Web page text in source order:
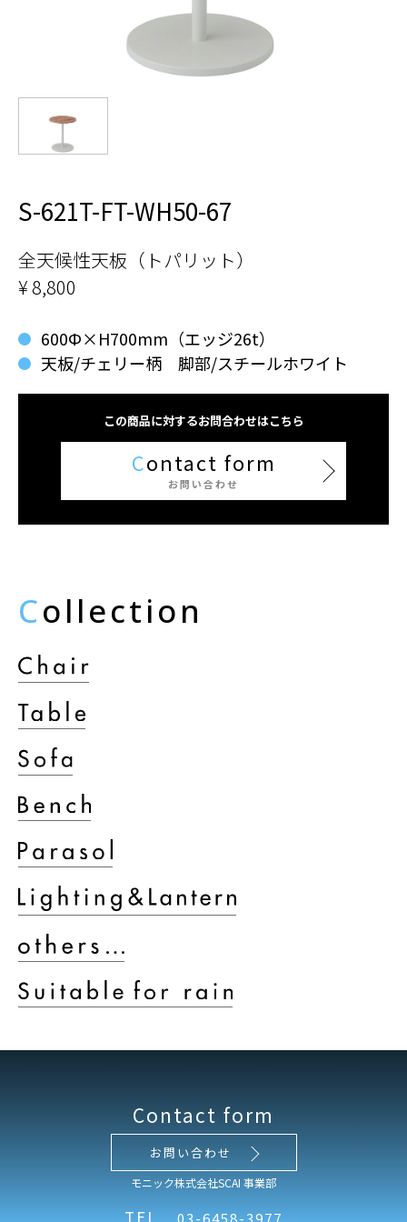
S-621T-FT-WH50-67
全天候性天板（トパリット）
¥ 8,800
600Ф×H700mm（エッジ26t）
天板/チェリー柄 脚部/スチールホワイト
この商品に対するお問合わせはこちら
Contact form
お問い合わせ
Collection
Contact form
お問い合わせ
モニック株式会社SCAI 事業部
TEL